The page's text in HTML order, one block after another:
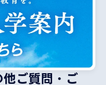
ご質問・ご